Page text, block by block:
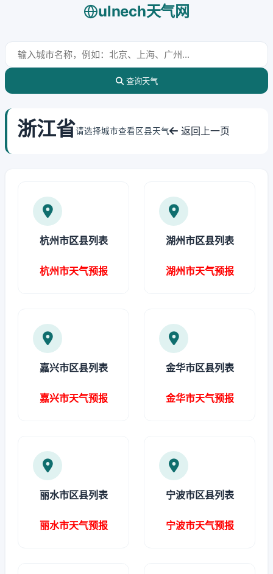
ulnech天气网
查询天气
浙江省请选择城市查看区县天气 返回上一页
杭州市区县列表
杭州市天气预报
湖州市区县列表
湖州市天气预报
嘉兴市区县列表
嘉兴市天气预报
金华市区县列表
金华市天气预报
丽水市区县列表
丽水市天气预报
宁波市区县列表
宁波市天气预报